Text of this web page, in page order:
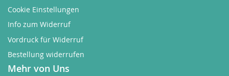
Cookie Einstellungen
Info zum Widerruf
Vordruck für Widerruf
Bestellung widerrufen
Mehr von Uns